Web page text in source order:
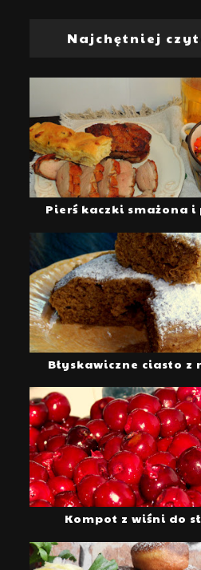
Najchętniej
Pierś kaczki smażona i
Błyskawiczne ciasto
Kompot z wiśni do